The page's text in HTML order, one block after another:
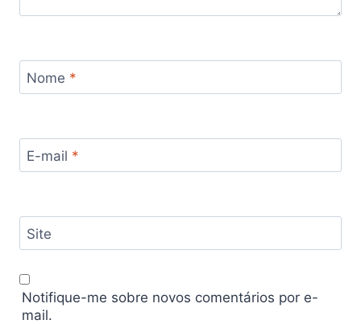
Nome *
E-mail *
Site
Notifique-me sobre novos comentários por e-
mail.